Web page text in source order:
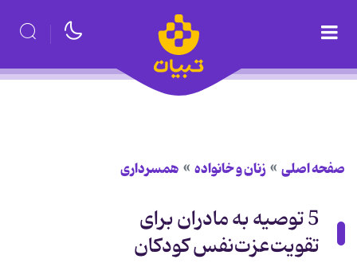
صفحه اصلی زنان و خانواده همسرداری
5 توصیه به مادران برای
تقویت‌عزت‌نفس کودکان